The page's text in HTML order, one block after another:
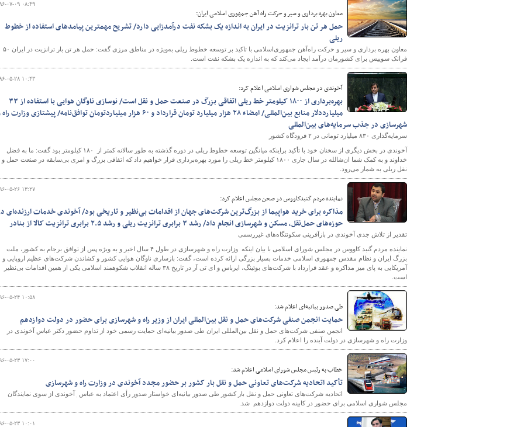
پایگاه خبری وزارت راه و
۱۳۹۶-۰۷-۰۹
معاون بهره برداری و سیر و حرکت راه آهن جمهوری اسلامی ایران:
حمل هر تن بار ترانزیت در ایران به اندازه یک بشکه نفت درآمدزایی دارد/ تشریح مهمترین پیامدهای استفاده از خطوط
ریلی
معاون بهره برداری و سیر و حرکت راه‌آهن جمهوری‌اسلامی با تاکید بر توسعه خطوط ریلی به‌ویژه در مناطق مرزی گفت: حمل هر تن بار ترانزیت در ایران ۵۰
فرانک سوییس برای کشورمان درآمد ایجاد می‌کند که به اندازه یک بشکه نفت است.
۱۳۹۶-۰۵-۲۸
آخوندی در مجلس شواری اسلامی اعلام کرد:
بهره‌برداری از ۱۸۰۰ کیلومتر خط ریلی اتفاقی بزرگ در صنعت حمل و نقل است/ نوسازی ناوگان هوایی با استفاده از ۳۳
میلیارددلار منابع بین‌المللی/ امضاء ۲۸ هزار میلیارد تومان قرارداد و ۶۰ هزار میلیاردتومان توافق‌نامه/ پیشتازی وزارت
شهرسازی در جذب سرمایه‌های بین‌المللی
سرمایه‌گذاری ۸۳۰ میلیارد تومانی در ۲ فرودگاه‌ کشور
آخوندی در بخش دیگری از سخنان خود با تأکید براینکه میانگین توسعه خطوط ریلی در دوره گذشته به طور سالانه کمتر از ۱۸۰ کیلومتر بود گفت: ما به فضل
خداوند و به کمک شما ان‌شالله در سال جاری ۱۸۰۰ کیلومتر خط ریلی را مورد بهره‌برداری قرار خواهیم داد که اتفاقی بزرگ و امری بی‌سابقه در صنعت حمل و
نقل ریلی به شمار می‌رود.
۱۳۹۶-۰۵-۲۶
نماینده مردم گنبدکاووس در صحن مجلس اعلام کرد:
مذاکره برای خرید هواپیما از بزرگ‌ترین شرکت‌های جهان از اقدامات بی‌نظیر و تاریخی بود/ آخوندی خدمات ارزنده‌ای
حوزه‌های حمل‌نقل، مسکن و شهرسازی انجام داد/ رشد ۳ برابری ترانزیت ریلی و رشد ۲.۵ برابری ترانزیت کالا از بنادر
تقدیر از تلاش جدی آخوندی در بازآفرینی سکونتگاه‌های غیررسمی
نماینده مردم گنبد کاووس در مجلس شورای اسلامی با بیان اینکه وزارت راه و شهرسازی در طول ۴ سال اخیر و به ویژه پس از توافق برجام به کشور، ملت
بزرگ ایران و نظام مقدس جمهوری اسلامی خدمات بسیار بزرگی ارائه کرده است، گفت: بازساری ناوگان هوایی کشور و کشاندن شرکت‌های عظیم اروپایی و
آمریکایی به پای میز مذاکره و عقد قرارداد با شرکت‌های بوئینگ، ایرباس و ای تی آر در تاریخ ۳۸ ساله انقلاب شکوهمند اسلامی یکی از همین اقدامات بی‌نظیر
است.
۱۳۹۶-۰۵-۲۴
طی صدور بیانیه‌ای اعلام شد:
حمایت انجمن صنفی شرکت‌های حمل و نقل بین‌المللی ایران از وزیر راه و شهرسازی برای حضور در دولت دوازدهم
انجمن صنفی شرکت‌های حمل و نقل بین‌المللی ایران طی صدور بیانیه‌ای حمایت رسمی خود از تداوم حضور دکتر عباس آخوندی در
وزارت راه و شهرسازی در دولت آینده را اعلام کرد.
۱۳۹۶-۰۵-۲۳
خطاب به رئيس مجلس شورای اسلامی اعلام شد:
تأکید اتحادیه شرکت‌های تعاونی حمل و نقل بار کشور بر حضور مجدد آخوندی در وزارت راه و شهرسازی
اتحادیه شرکت‌های تعاونی حمل و نقل بار کشور طی صدور بیانیه‌ای خواستار صدور رأی اعتماد به عباس ٖآخوندی از سوی نمایندگان
مجلس شواری اسلامی برای حضور در کابینه دولت دوازدهم شد.
۱۳۹۶-۰۵-۲۳